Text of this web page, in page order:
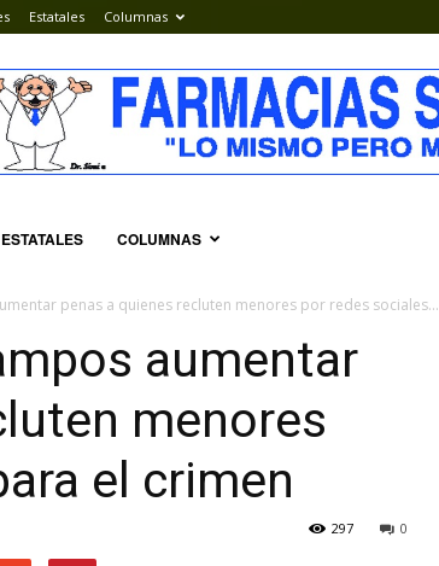
Estatales Columnas
ESTATALES COLUMNAS
penas a quienes recluten menores por redes sociales...
aumentar
menores
el crimen
0
297